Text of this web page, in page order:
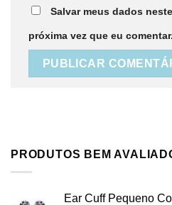
Salvar meus dados
próxima vez que eu comentar.
PRODUTOS BEM
Ear Cuff Pequeno